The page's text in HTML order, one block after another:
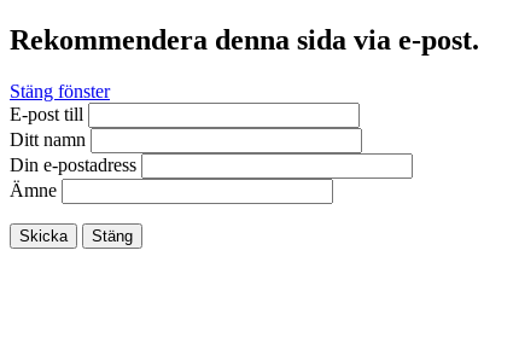
Rekommendera denna sida via e-post.
Stäng fönster
E-post till
Ditt namn
Din e-postadress
Ämne
Skicka Stäng